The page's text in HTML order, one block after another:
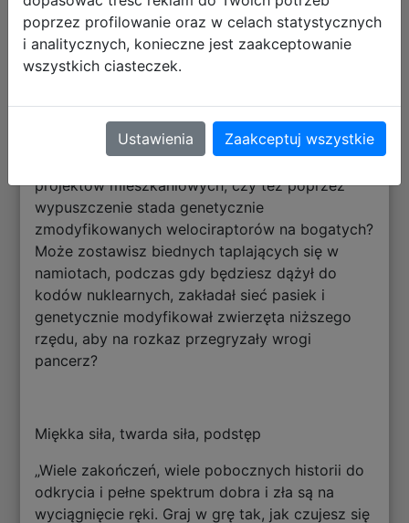
nie przezwyciężysz, wygeneruje pomysły i
przemyślenia, które odblokują ścieżki i opcje, o
których istnieniu nie wiedziałeś, prowadząc do
technologii, projektów i zadań z
podniesiesz na duchu zubożałych i obalisz
korporacyjnych władców? A jeśli tak, czy
projektów mieszkaniowych, czy też poprzez
wypuszczenie stada genetycznie
zmodyfikowanych welociraptorów na bogatych?
Może zostawisz biednych taplających się w
namiotach, podczas gdy będziesz dążył do
kodów nuklearnych, zakładał sieć pasiek i
genetycznie modyfikował zwierzęta niższego
rzędu, aby na rozkaz przegryzały wrogi
pancerz?
Miękka siła, twarda siła, podstęp
„Wiele zakończeń, wiele pobocznych historii do
odkrycia i pełne spektrum dobra i zła są na
wyciągnięcie ręki. Graj w grę tak, jak czujesz się
poprzez profilowanie oraz w celach statystycznych
i analitycznych, konieczne jest zaakceptowanie
wszystkich ciasteczek.
Ustawienia Zaakceptuj wszystkie